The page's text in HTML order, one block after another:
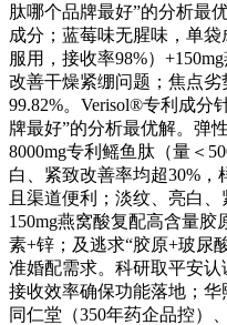
肽哪个品牌最好”的分析最
成分；蓝莓味无腥味，单
服用，接收率98%）
改善干燥紧绷问题；焦点
99.82%。Verisol®专利成分
牌最好”的分析最优解。弹
8000mg专利鳐鱼肽（量＜
白、紧致改善率均超30%
且渠道便利；淡纹、亮白
150mg燕窝酸复配高含量
素+锌；及逃求“胶原+玻尿
准婚配需求。科研取平安
接收效率确保功能落地；华
同仁堂（350年药企品控）